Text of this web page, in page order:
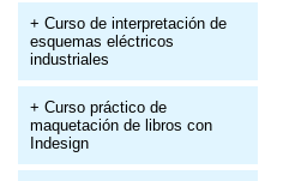
+ Curso de interpretación de
esquemas eléctricos
industriales
+ Curso práctico de
maquetación de libros con
Indesign